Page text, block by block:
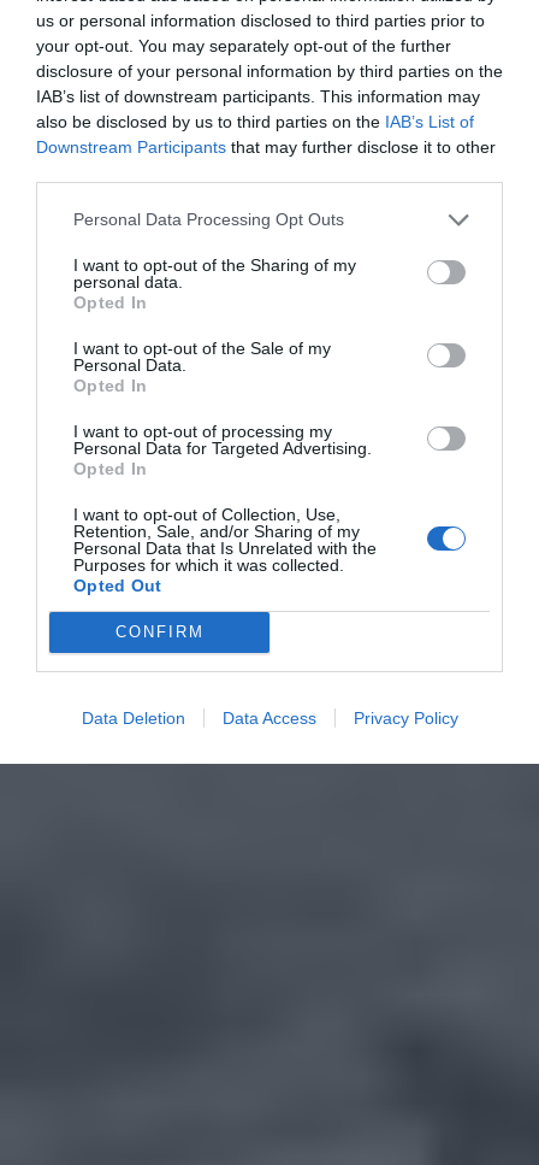
us or personal information disclosed to third parties prior to
your opt-out. You may separately opt-out of the further
disclosure of your personal information by third parties on the
IAB’s list of downstream participants. This information may
also be disclosed by us to third parties on the IAB’s List of
Downstream Participants that may further disclose it to other
Personal Data Processing Opt Outs
I want to opt-out of the Sharing of my
personal data.
Opted In
I want to opt-out of the Sale of my
Personal Data.
Opted In
I want to opt-out of processing my
Personal Data for Targeted Advertising.
Opted In
I want to opt-out of Collection, Use,
Retention, Sale, and/or Sharing of my
Personal Data that Is Unrelated with the
Purposes for which it was collected.
Opted Out
CONFIRM
Data Deletion Data Access Privacy Policy